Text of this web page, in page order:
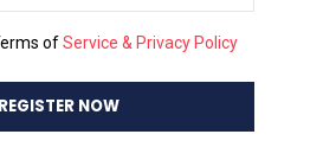
recibió recono
Agrupación de Uni
ofService & Privacy Policy